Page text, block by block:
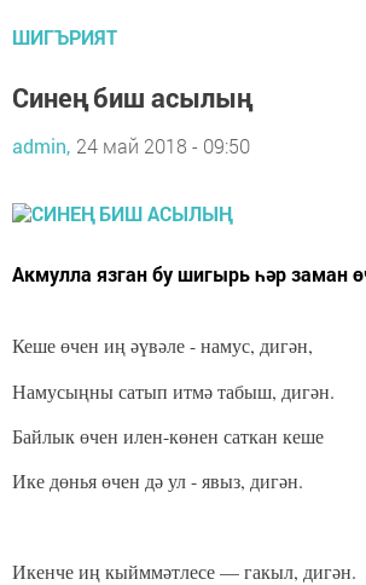
ШИГЪРИЯТ
Синең биш асылың
admin, 24 май 2018 - 09:50
Акмулла язган бу шигырь һәр заман
Кеше өчен иң әүвәле - намус, дигән,
Намусыңны сатып итмә табыш, дигән.
Байлык өчен илен-көнен саткан кеше
Ике дөнья өчен дә ул - явыз, дигән.
Икенче иң кыйммәтлесе —гакыл, дигән.